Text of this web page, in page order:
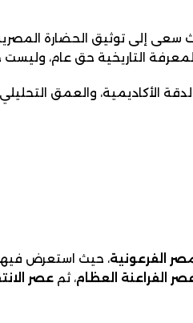
سعى إلى توثيق الحضارة
التاريخية حق عام، وليست
الأكاديمية، والعمق
الفرعونية، حيث استعرض فيها
الفراعنة العظام، ثم عصر